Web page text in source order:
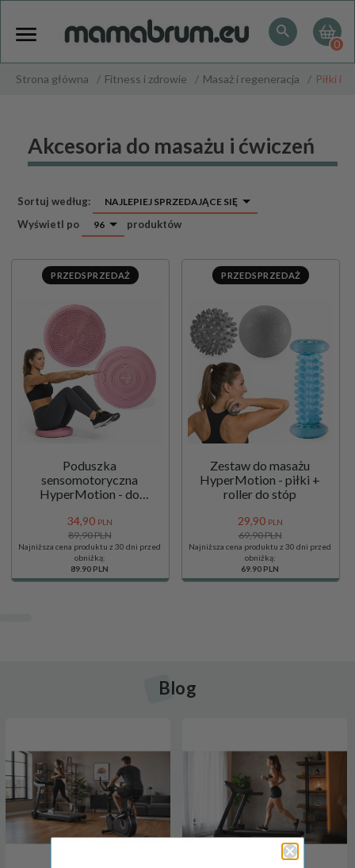
0
Strona główna Fitness i zdrowie Masaż i regeneracja Piłki i
Akcesoria do masażu i ćwiczeń
Sortuj według: sortNAJLEPIEJ SPRZEDAJĄCE SIĘ
Wyświetl po pop96 produktów
PRZEDSPRZEDAŻ
Poduszka
sensomotoryczna
HyperMotion - do
34,90 PLN
89,90 PLN
Najniższa cena produktu z 30 dni przed
obniżką:
89.90 PLN
PRZEDSPRZEDAŻ
Zestaw do masażu
HyperMotion - piłki +
roller do stóp
29,90 PLN
69,90 PLN
Najniższa cena produktu z 30 dni przed
obniżką:
69.90 PLN
Blog